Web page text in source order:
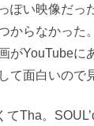
ぽい映像だっ
からなかった
がYouTubeに
て面白いので
Tha。